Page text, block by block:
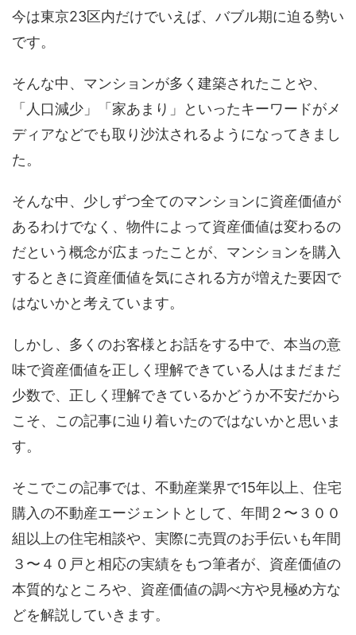
今は東京23区内だけでいえば、バブル期に迫る勢い
です。
そんな中、マンションが多く建築されたことや、
「人口減少」「家あまり」といったキーワードがメ
ディアなどでも取り沙汰されるようになってきまし
た。
そんな中、少しずつ全てのマンションに資産価値が
あるわけでなく、物件によって資産価値は変わるの
だという概念が広まったことが、マンションを購入
するときに資産価値を気にされる方が増えた要因で
はないかと考えています。
しかし、多くのお客様とお話をする中で、本当の意
味で資産価値を正しく理解できている人はまだまだ
少数で、正しく理解できているかどうか不安だから
こそ、この記事に辿り着いたのではないかと思いま
す。
そこでこの記事では、不動産業界で15年以上、住宅
購入の不動産エージェントとして、年間２〜３００
組以上の住宅相談や、実際に売買のお手伝いも年間
３〜４０戸と相応の実績をもつ筆者が、資産価値の
本質的なところや、資産価値の調べ方や見極め方な
どを解説していきます。